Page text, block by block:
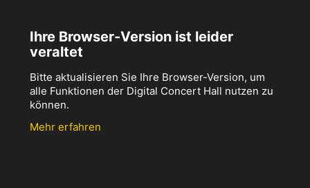
Ihre Browser-Version ist leider
veraltet
Bitte aktualisieren Sie Ihre Browser-Version, um
alle Funktionen der Digital Concert Hall nutzen zu
können.
Mehr erfahren